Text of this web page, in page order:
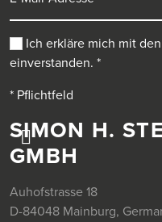
SIMON H.
GMBH
Auhofstrasse 18
D-84048 Mainburg,
Ich erkläre mich mit den
einverstanden. *
* Pflichtfeld